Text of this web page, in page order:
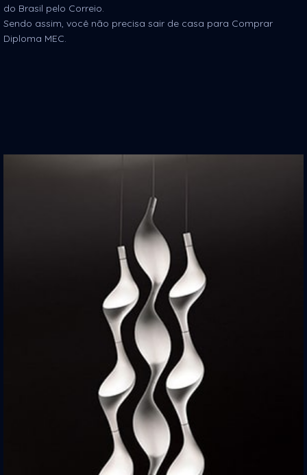
do Brasil pelo Correio.
Sendo assim, você não precisa sair de casa para Comprar
Diploma MEC.